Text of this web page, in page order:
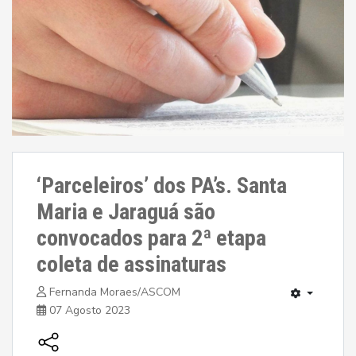
‘Parceleiros’ dos PA’s. Santa
Maria e Jaraguá são
convocados para 2ª etapa
coleta de assinaturas
Fernanda Moraes/ASCOM
07 Agosto 2023